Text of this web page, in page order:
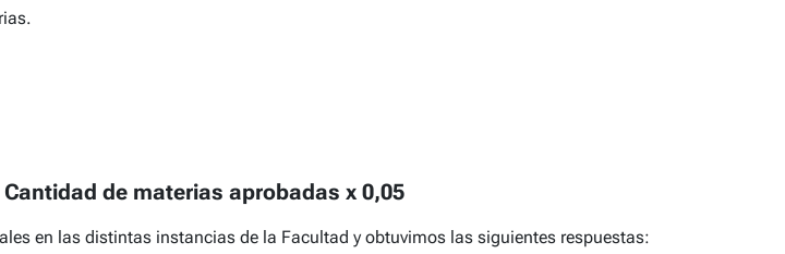
de materias aprobadas x 0,05
en las distintas instancias de la Facultad y obtuvimos las siguientes respuestas: